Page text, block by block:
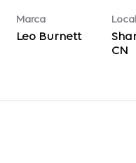
Marca
Leo Burnett
Local